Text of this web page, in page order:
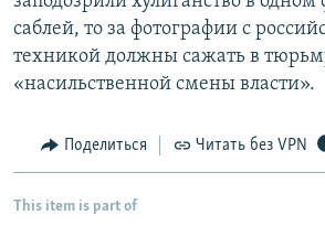
саблей, то за фотографии с
техникой должны сажать в
«насильственной смены власти».
Поделиться Читать без VPN
This item is part of